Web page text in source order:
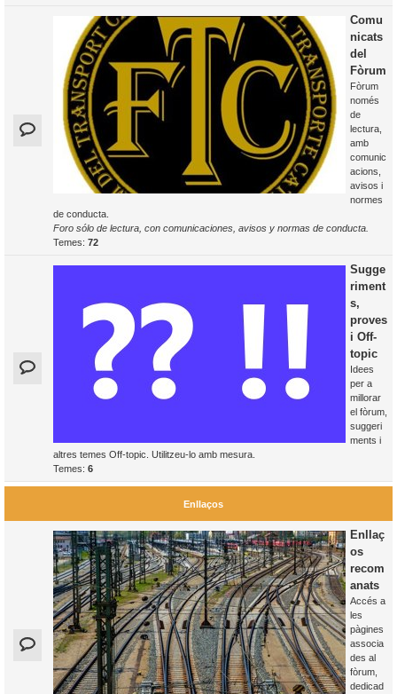
Comu
nicats
del
Fòrum
Fòrum
només
de
lectura,
amb
comunic
acions,
avisos i
normes
de conducta.
Foro sólo de lectura, con comunicaciones, avisos y normas de conducta.
Temes: 72
Sugge
riment
s,
proves
i Off-
topic
Idees
per a
millorar
el fòrum,
suggeri
ments i
altres temes Off-topic. Utilitzeu-lo amb mesura.
Temes: 6
Enllaços
Enllaç
os
recom
anats
Accés a
les
pàgines
associa
des al
fòrum,
dedicad